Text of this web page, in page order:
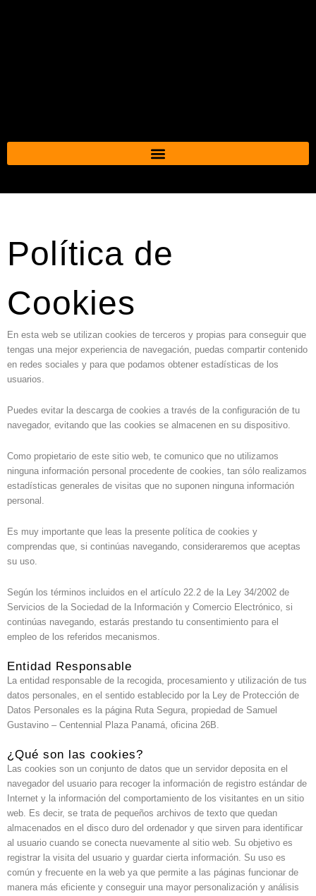
Política de
Cookies
En esta web se utilizan cookies de terceros y propias para conseguir que
tengas una mejor experiencia de navegación, puedas compartir contenido
en redes sociales y para que podamos obtener estadísticas de los
usuarios.
Puedes evitar la descarga de cookies a través de la configuración de tu
navegador, evitando que las cookies se almacenen en su dispositivo.
Como propietario de este sitio web, te comunico que no utilizamos
ninguna información personal procedente de cookies, tan sólo realizamos
estadísticas generales de visitas que no suponen ninguna información
personal.
Es muy importante que leas la presente política de cookies y
comprendas que, si continúas navegando, consideraremos que aceptas
su uso.
Según los términos incluidos en el artículo 22.2 de la Ley 34/2002 de
Servicios de la Sociedad de la Información y Comercio Electrónico, si
continúas navegando, estarás prestando tu consentimiento para el
empleo de los referidos mecanismos.
Entidad Responsable
La entidad responsable de la recogida, procesamiento y utilización de tus
datos personales, en el sentido establecido por la Ley de Protección de
Datos Personales es la página Ruta Segura, propiedad de Samuel
Gustavino – Centennial Plaza Panamá, oficina 26B.
¿Qué son las cookies?
Las cookies son un conjunto de datos que un servidor deposita en el
navegador del usuario para recoger la información de registro estándar de
Internet y la información del comportamiento de los visitantes en un sitio
web. Es decir, se trata de pequeños archivos de texto que quedan
almacenados en el disco duro del ordenador y que sirven para identificar
al usuario cuando se conecta nuevamente al sitio web. Su objetivo es
registrar la visita del usuario y guardar cierta información. Su uso es
común y frecuente en la web ya que permite a las páginas funcionar de
manera más eficiente y conseguir una mayor personalización y análisis